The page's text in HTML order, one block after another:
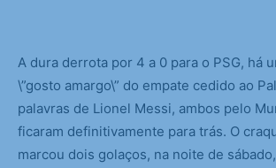
A dura derrota por 4 a 0 para o PSG, há
\”gosto amargo\” do empate cedido ao
palavras de Lionel Messi, ambos pelo
ficaram definitivamente para trás. O
marcou dois golaços, na noite de